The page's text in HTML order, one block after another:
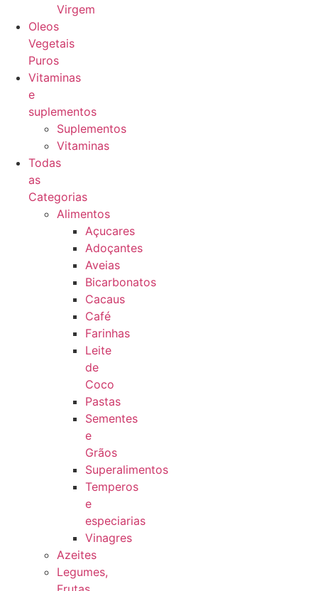
Virgem
Oleos
Vegetais
Puros
Vitaminas
e
suplementos
Suplementos
Vitaminas
Todas
as
Categorias
Alimentos
Açucares
Adoçantes
Aveias
Bicarbonatos
Cacaus
Café
Farinhas
Leite
de
Coco
Pastas
Sementes
e
Grãos
Superalimentos
Temperos
e
especiarias
Vinagres
Azeites
Legumes,